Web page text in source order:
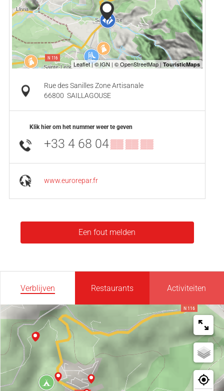
Rue des Sanilles Zone Artisanale
66800 SAILLAGOUSE
Klik hier om het nummer weer te geven
+33 4 68 04▒▒ ▒▒ ▒▒
www.eurorepar.fr
Een fout melden
Verblijven Restaurants Activiteiten